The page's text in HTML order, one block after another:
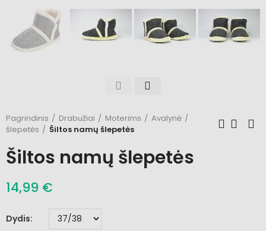
Pagrindinis Drabužiai Moterims
Avalynė
šlepetės
Šiltos namų šlepetės
Šiltos namų šlepetės
14,99 €
Dydis